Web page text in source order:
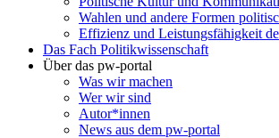
Wahlen und andere Formen
Effizienz und Leistungsfähigkeit
Das Fach Politikwissenschaft
Über das pw-portal
Was wir machen
Wer wir sind
Autor*innen
News aus dem pw-portal